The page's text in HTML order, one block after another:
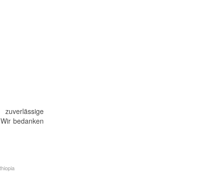
bedanken